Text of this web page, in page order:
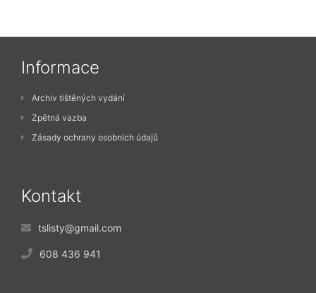
Informace
Archiv tištěných vydání
Zpětná vazba
Zásady ochrany osobních údajů
Kontakt
tslisty@gmail.com
608 436 941